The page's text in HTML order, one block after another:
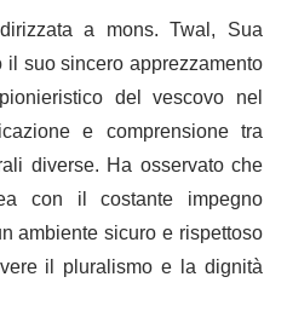
a mons. Twal, Sua
suo sincero apprezzamento
del vescovo nel
e comprensione tra
diverse. Ha osservato che
con il costante impegno
ambiente sicuro e rispettoso
il pluralismo e la dignità